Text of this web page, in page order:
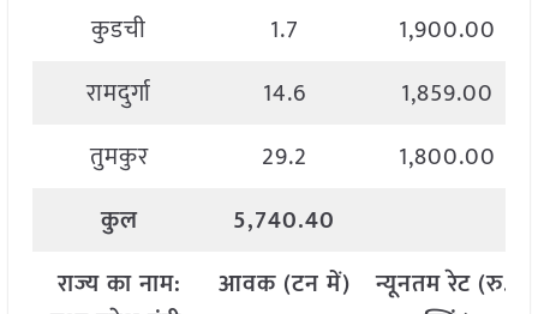
कुडची
1.7
1,900.00
रामदुर्गा
14.6
1,859.00
तुमकुर
29.2
1,800.00
कुल
5,740.40
राज्यकानाम:
आवक (टनमें) न्यूनतमरेट (रु./